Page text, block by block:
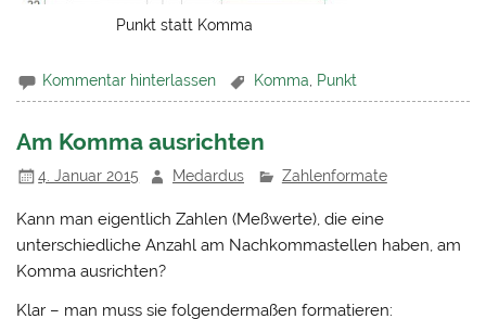
Punkt statt Komma
Kommentar hinterlassen Komma Punkt
Am Komma ausrichten
4. Januar 2015 Medardus Zahlenformate
Kann man eigentlich Zahlen (Meßwerte), die eine
unterschiedliche Anzahl am Nachkommastellen haben, am
Komma ausrichten?
Klar – man muss sie folgendermaßen formatieren: